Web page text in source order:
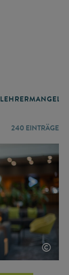
LEHRERMANGEL
240 EINTRÄGE
©